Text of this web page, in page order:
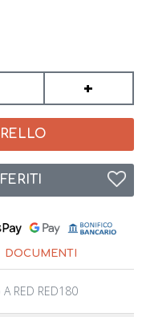
+
DOCUMENTI
RED RED180